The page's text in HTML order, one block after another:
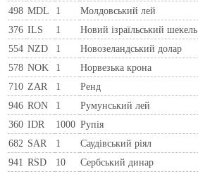
498 MDL 1 Молдовський лей
376 ILS 1 Новий ізраїльський шекель
554 NZD 1 Новозеландський долар
578 NOK 1 Норвезька крона
710 ZAR 1 Ренд
946 RON 1 Румунський лей
360 IDR 1000 Рупія
682 SAR 1 Саудівський ріял
941 RSD 10 Сербський динар